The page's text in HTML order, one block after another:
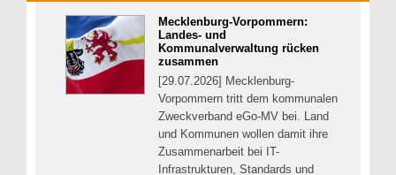
Mecklenburg-Vorpommern:
Landes- und
Kommunalverwaltung rücken
zusammen
[29.07.2026] Mecklenburg-
Vorpommern tritt dem kommunalen
Zweckverband eGo-MV bei. Land
und Kommunen wollen damit ihre
Zusammenarbeit bei IT-
Infrastrukturen, Standards und